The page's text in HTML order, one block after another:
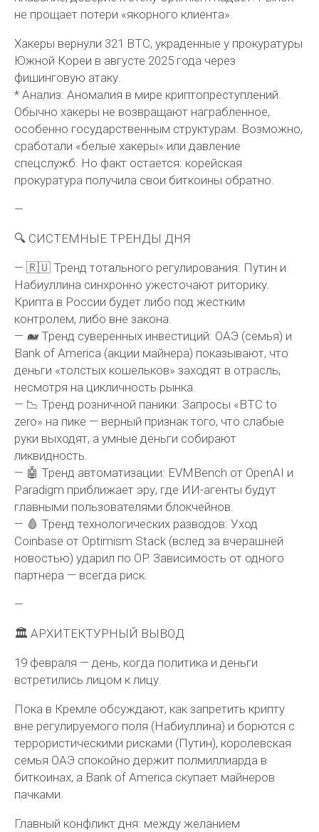
не прощает потери «якорного клиента».
Хакеры вернули 321 BTC, украденные у прокуратуры
Южной Кореи в августе 2025 года через
фишинговую атаку.
* Анализ: Аномалия в мире криптопреступлений.
Обычно хакеры не возвращают награбленное,
особенно государственным структурам. Возможно,
сработали «белые хакеры» или давление
спецслужб. Но факт остается: корейская
прокуратура получила свои биткоины обратно.
—
🔍 СИСТЕМНЫЕ ТРЕНДЫ ДНЯ
— 🇷🇺 Тренд тотального регулирования: Путин и
Набиуллина синхронно ужесточают риторику.
Крипта в России будет либо под жестким
контролем, либо вне закона.
— 🐋 Тренд суверенных инвестиций: ОАЭ (семья) и
Bank of America (акции майнера) показывают, что
деньги «толстых кошельков» заходят в отрасль,
несмотря на цикличность рынка.
— 📉 Тренд розничной паники: Запросы «BTC to
zero» на пике — верный признак того, что слабые
руки выходят, а умные деньги собирают
ликвидность.
— 🤖 Тренд автоматизации: EVMBench от OpenAI и
Paradigm приближает эру, где ИИ-агенты будут
главными пользователями блокчейнов.
— 🩸 Тренд технологических разводов: Уход
Coinbase от Optimism Stack (вслед за вчерашней
новостью) ударил по OP. Зависимость от одного
партнера — всегда риск.
—
🏛 АРХИТЕКТУРНЫЙ ВЫВОД
19 февраля — день, когда политика и деньги
встретились лицом к лицу.
Пока в Кремле обсуждают, как запретить крипту
вне регулируемого поля (Набиуллина) и борются с
террористическими рисками (Путин), королевская
семья ОАЭ спокойно держит полмиллиарда в
биткоинах, а Bank of America скупает майнеров
пачками.
Главный конфликт дня: между желанием